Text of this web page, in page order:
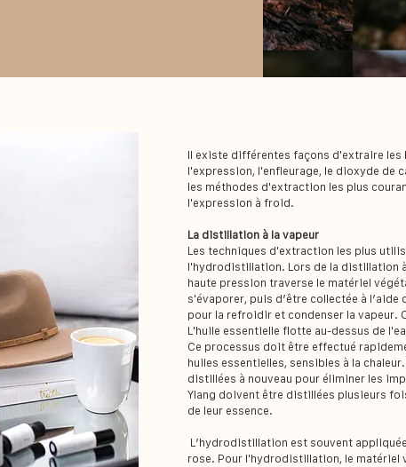
Il existe différentes façons d'extraire
l'expression, l'enfleurage, le dioxyde de
les méthodes d'extraction les plus
l'expression à froid.
La distillation à la vapeur
Les techniques d'extraction les plus
l'hydrodistillation. Lors de la distillation
haute pression traverse le matériel
s'évaporer, puis d’être collectée à
pour la refroidir et condenser la vapeur.
L'huile essentielle flotte au-dessus de
Ce processus doit être effectué
huiles essentielles, sensibles à la
distillées à nouveau pour éliminer les
Ylang doivent être distillées plusieurs
de leur essence.
L’hydrodistillation est souvent
rose. Pour l'hydrodistillation, le matériel